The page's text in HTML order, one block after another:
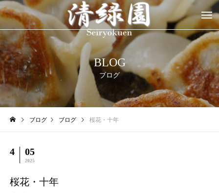
BLOG
ブログ
ブログ ブログ 桜花・十年
4 05
2025
桜花・十年